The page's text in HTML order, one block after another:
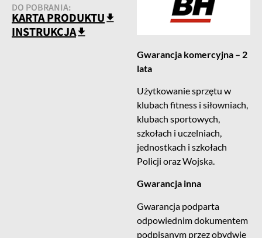
DO POBRANIA:
KARTA PRODUKTU
INSTRUKCJA
Gwarancja komercyjna – 2
lata
Użytkowanie sprzętu w
klubach fitness i siłowniach,
klubach sportowych,
szkołach i uczelniach,
jednostkach i szkołach
Policji oraz Wojska.
Gwarancja inna
Gwarancja podparta
odpowiednim dokumentem
podpisanym przez obydwie